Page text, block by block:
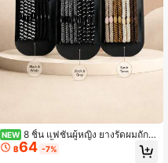
NEW 8 ชิ้น แฟชั่นผู้หญิง ยางรัดผมถักแ
บบเรียบง่ายพื้นฐาน ยางยืดหนาและทน
ทาน ไม่ทำลายเส้นผม หลากหลายสีและ
฿64 -7%